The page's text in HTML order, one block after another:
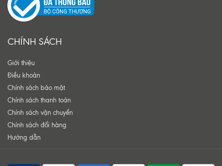
CHÍNH SÁCH
Giới thiệu
Điều khoản
Chính sách bảo mật
Chính sách thanh toán
Chính sách vận chuyển
Chính sách đổi hàng
Hướng dẫn